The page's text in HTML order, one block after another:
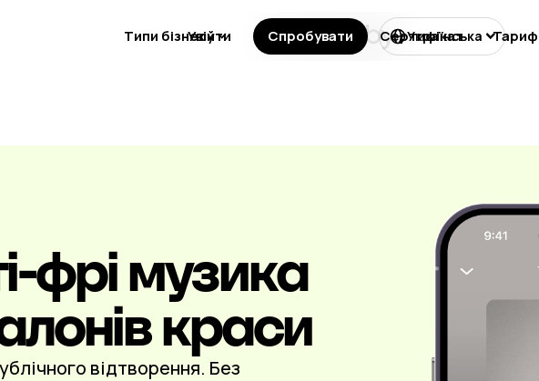
фрі музика
краси
відтворення. Без
Типи бізнесу Ліцензування Сертифікат
Увійти Спробувати Українська